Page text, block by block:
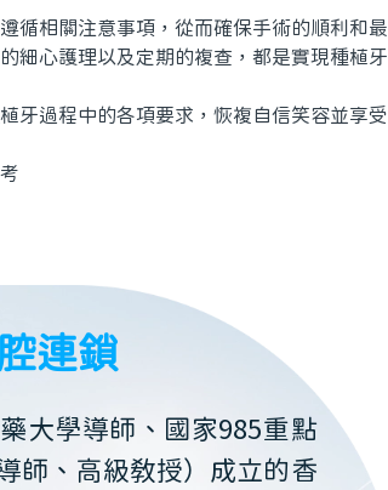
相關注意事項，從而確保手術的順利和最
細心護理以及定期的複查，都是實現種植牙
過程中的各項要求，恢複自信笑容並享受
連鎖
大學導師、國家985重點
師、高級教授）成立的香